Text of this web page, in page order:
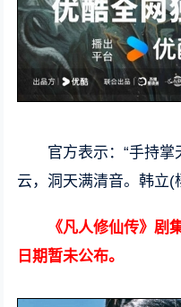
官方表示：“手持
云，洞天满清音。韩立(
《凡人修仙传》剧
日期暂未公布。